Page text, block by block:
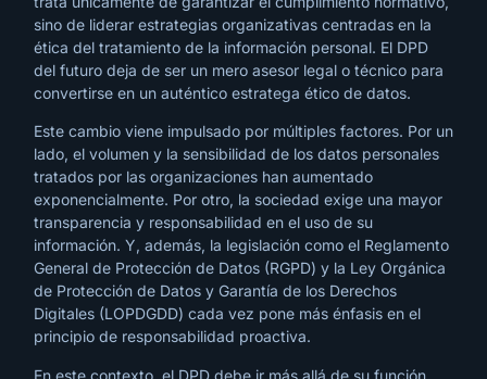
sino de liderar estrategias organizativas centradas en la
ética del tratamiento de la información personal. El DPD
del futuro deja de ser un mero asesor legal o técnico para
convertirse en un auténtico estratega ético de datos.
Este cambio viene impulsado por múltiples factores. Por un
lado, el volumen y la sensibilidad de los datos personales
tratados por las organizaciones han aumentado
exponencialmente. Por otro, la sociedad exige una mayor
transparencia y responsabilidad en el uso de su
información. Y, además, la legislación como el Reglamento
General de Protección de Datos (RGPD) y la Ley Orgánica
de Protección de Datos y Garantía de los Derechos
Digitales (LOPDGDD) cada vez pone más énfasis en el
principio de responsabilidad proactiva.
En este contexto, el DPD debe ir más allá de su función